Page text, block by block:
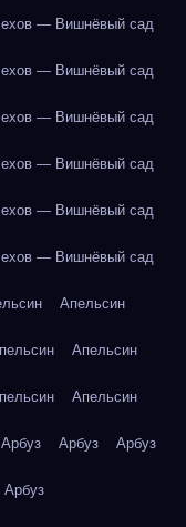
— Вишнёвый сад
— Вишнёвый сад
— Вишнёвый сад
— Вишнёвый сад
— Вишнёвый сад
— Вишнёвый сад
Апельсин
Апельсин
Апельсин
Арбуз Арбуз Арбуз
Арбуз